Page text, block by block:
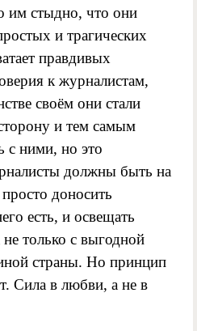
им стыдно, что они
и трагических
правдивых
к журналистам,
своём они стали
и тем самым
с ними, но это
должны быть на
доносить
есть, и освещать
только с выгодной
страны. Но принцип
Сила в любви, а не в